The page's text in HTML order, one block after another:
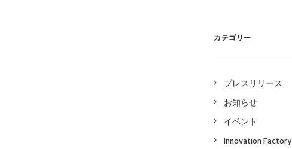
カテゴリー
プレスリリース
お知らせ
イベント
Innovation Factory